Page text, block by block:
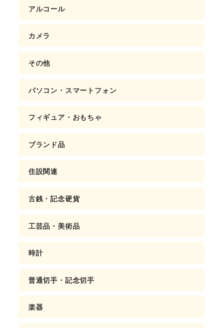
アルコール
カメラ
その他
パソコン・スマートフォン
フィギュア・おもちゃ
ブランド品
住設関連
古銭・記念硬貨
工芸品・美術品
時計
普通切手・記念切手
楽器